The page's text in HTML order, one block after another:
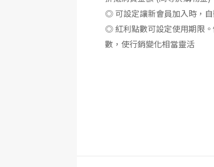
◎ 可設定讓新會員加入時，
◎ 紅利點數可設定使用期限
數，使行銷變化相當靈活